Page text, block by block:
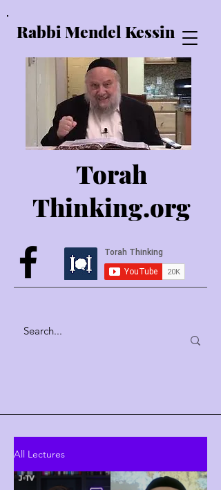
Rabbi Mendel Kessin
Torah
Thinking.org
All Lectures